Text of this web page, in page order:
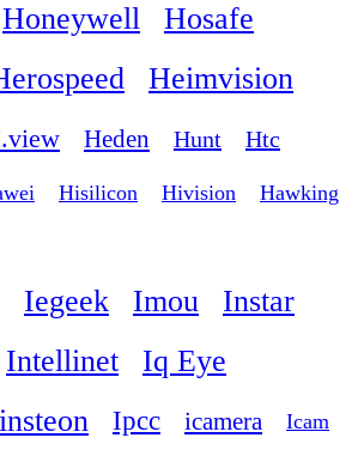
Honeywell
Hosafe
Heimvision
Heden Hunt Htc
Hisilicon Hivision Hawking
Iegeek Imou
Instar
Intellinet
Iq Eye
insteon Ipcc icamera Icam